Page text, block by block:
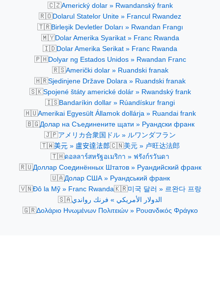
🇨🇿Americký dolar » Rwandanský frank
🇷🇴Dolarul Statelor Unite » Francul Rwandez
🇹🇷Birleşik Devletler Doları » Rwandan Frangı
🇲🇾Dolar Amerika Syarikat » Franc Rwanda
🇮🇩Dolar Amerika Serikat » Franc Rwanda
🇵🇭Dolyar ng Estados Unidos » Rwandan Franc
🇷🇸Američki dolar » Ruandski franak
🇭🇷Sjedinjene Države Dolara » Ruandski franak
🇸🇰Spojené štáty americké dolár » Rwandský frank
🇮🇸Bandaríkin dollar » Rúandískur frangi
🇭🇺Amerikai Egyesült Államok dollárja » Ruandai frank
🇧🇬Долар на Съединените щати » Руандски франк
🇯🇵アメリカ合衆国ドル » ルワンダフラン
🇹🇼美元 » 盧安達法郎🇨🇳美元 » 卢旺达法郎
🇹🇭ดอลลาร์สหรัฐอเมริกา » ฟรังก์รวันดา
🇷🇺Доллар Соединённых Штатов » Руандийский франк
🇺🇦Долар США » Руандський франк
🇻🇳Đô la Mỹ » Franc Rwanda🇰🇷미국 달러 » 르완다 프랑
🇸🇦الدولار الأمريكي » فرنك رواندي
🇬🇷Δολάριο Ηνωμένων Πολιτειών » Ρουανδικός Φράγκο